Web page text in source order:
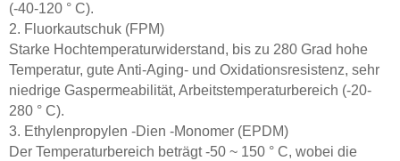
(-40-120 ° C).
2. Fluorkautschuk (FPM)
Starke Hochtemperaturwiderstand, bis zu 280 Grad hohe
Temperatur, gute Anti-Aging- und Oxidationsresistenz, sehr
niedrige Gaspermeabilität, Arbeitstemperaturbereich (-20-
280 ° C).
3. Ethylenpropylen -Dien -Monomer (EPDM)
Der Temperaturbereich beträgt -50 ~ 150 ° C, wobei die